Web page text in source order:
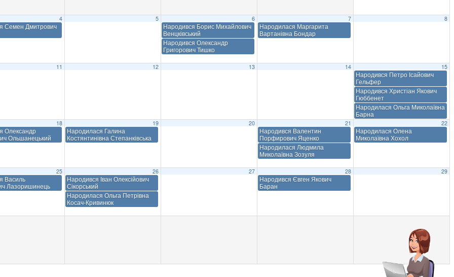
4
Семен Дмитрович
5 6
Народився Борис Михайлович
Венцківський
Народився Олександр
Григорович Тишко
7
Народилася Маргарита
Вартанівна Бондар
8
11 12 13 14 15
Народився Петро Ісайович
Гельфер
Народився Христіан Якович
Гюббенет
Народилася Ольга Миколаївна
Барна
18
Олександр
Ольшанецький
19
Народилася Галина
Костянтинівна Степанківська
20 21
Народився Валентин
Порфирович Яценко
Народилася Людмила
Миколаївна Зозуля
22
Народилася Олена
Миколаївна Хохол
25
Василь
Лазоришинець
26
Народився Іван Олексійович
Сікорський
Народилася Ольга Петрівна
Косач-Кривинюк
27 28
Народився Євген Якович
Баран
29